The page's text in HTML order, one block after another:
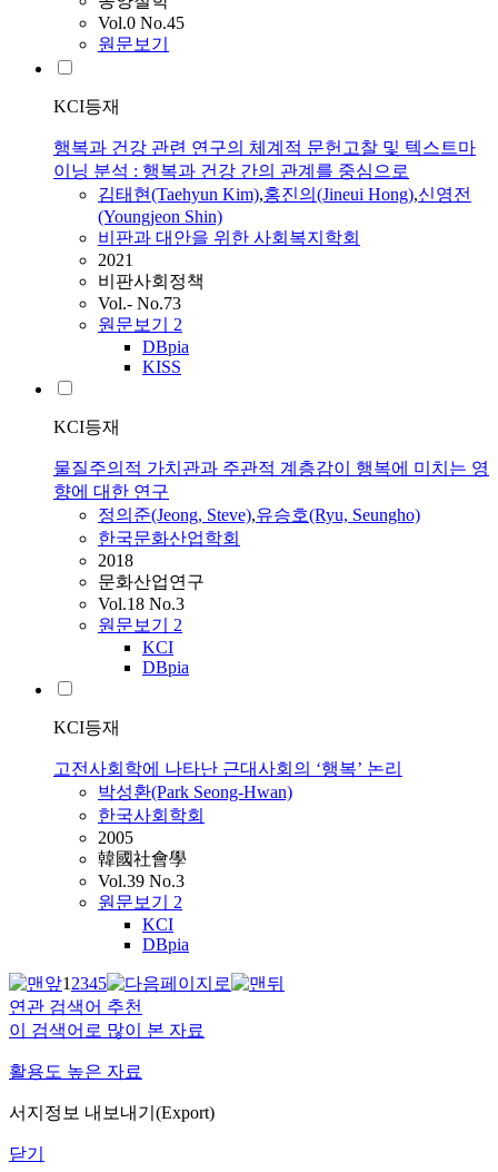
Vol.0 No.45
원문보기
KCI등재
행복과 건강 관련 연구의 체계적 문헌고찰 및 텍스트마
이닝 분석 : 행복과 건강 간의 관계를 중심으로
김태현(Taehyun Kim),홍진의(Jineui Hong),신영전
(Youngjeon Shin)
비판과 대안을 위한 사회복지학회
2021
비판사회정책
Vol.- No.73
원문보기 2
DBpia
KISS
KCI등재
물질주의적 가치관과 주관적 계층감이 행복에 미치는 영
향에 대한 연구
정의준(Jeong, Steve),유승호(Ryu, Seungho)
한국문화산업학회
2018
문화산업연구
Vol.18 No.3
원문보기 2
KCI
DBpia
KCI등재
고전사회학에 나타난 근대사회의 ‘행복’ 논리
박성환(Park Seong-Hwan)
한국사회학회
2005
韓國社會學
Vol.39 No.3
원문보기 2
KCI
DBpia
12345
연관 검색어 추천
이 검색어로 많이 본 자료
활용도 높은 자료
서지정보 내보내기(Export)
닫기